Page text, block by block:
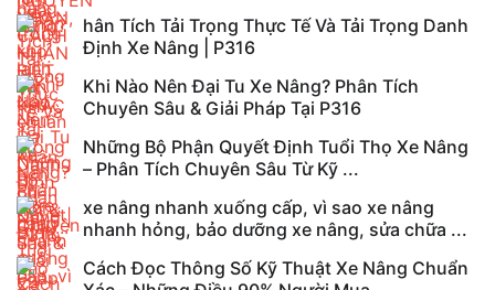
hân Tích Tải Trọng Thực Tế Và Tải Trọng Danh
Định Xe Nâng | P316
Khi Nào Nên Đại Tu Xe Nâng? Phân Tích
Chuyên Sâu & Giải Pháp Tại P316
Những Bộ Phận Quyết Định Tuổi Thọ Xe Nâng
– Phân Tích Chuyên Sâu Từ Kỹ ...
xe nâng nhanh xuống cấp, vì sao xe nâng
nhanh hỏng, bảo dưỡng xe nâng, sửa chữa ...
Cách Đọc Thông Số Kỹ Thuật Xe Nâng Chuẩn